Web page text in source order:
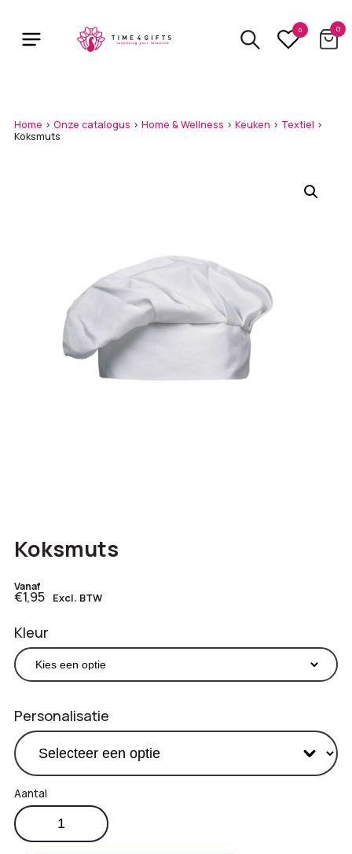
main
0 0
Home > Onze catalogus > Home & Wellness > Keuken > Textiel >
Koksmuts
Koksmuts
Vanaf
€1,95 Excl. BTW
Kleur
Personalisatie
Productprijs:
Koksmuts
aantal